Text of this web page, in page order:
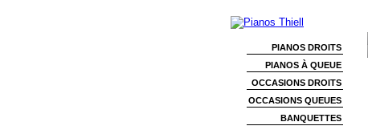
PIANOS DROITS
PIANOS À QUEUE
OCCASIONS DROITS
OCCASIONS QUEUES
BANQUETTES